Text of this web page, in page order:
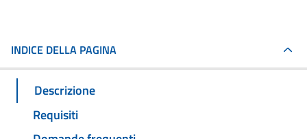
INDICE DELLA PAGINA
Descrizione
Requisiti